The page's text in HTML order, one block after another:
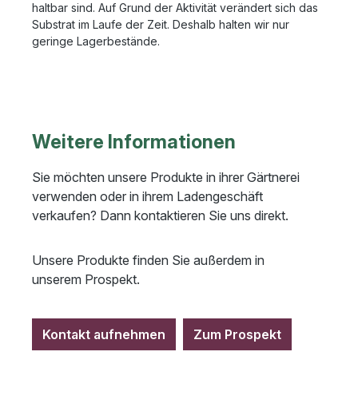
haltbar sind. Auf Grund der Aktivität verändert sich das
Substrat im Laufe der Zeit. Deshalb halten wir nur
geringe Lagerbestände.
Weitere Informationen
Sie möchten unsere Produkte in ihrer Gärtnerei
verwenden oder in ihrem Ladengeschäft
verkaufen? Dann kontaktieren Sie uns direkt.
Unsere Produkte finden Sie außerdem in
unserem Prospekt.
Kontakt aufnehmen Zum Prospekt